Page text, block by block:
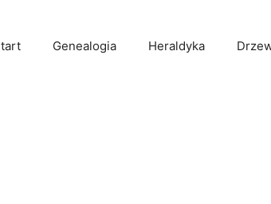
Genealogia Heraldyka